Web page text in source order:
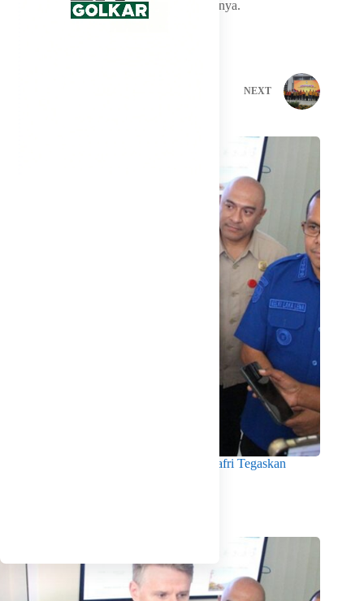
Nanti baru kami akan sampaikan,” ungkapnya.
NEXT
Menko Pangan Tinjau KNMP Untia, Munafri Tegaskan